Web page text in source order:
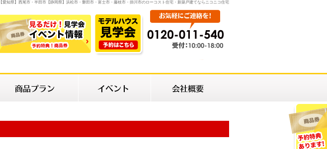
【愛知県】西尾市・半田市【静岡県】浜松市・磐田市・富士市・藤枝市・掛川市のローコスト住宅・新築戸建てならニコニコ住宅